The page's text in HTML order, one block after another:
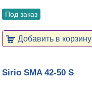
Под заказ
Добавить в корзину
Sirio SMA 42-50 S